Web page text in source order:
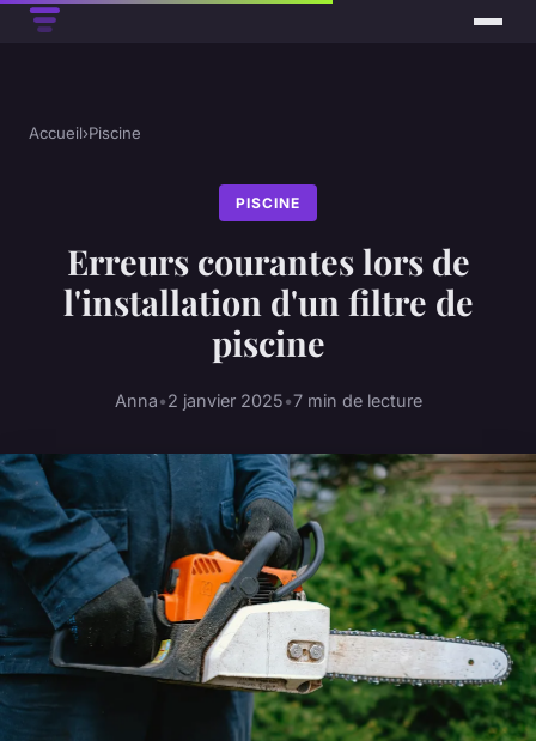
Accueil›Piscine
PISCINE
Erreurs courantes lors de
l'installation d'un filtre de
piscine
Anna•2 janvier 2025•7 min de lecture